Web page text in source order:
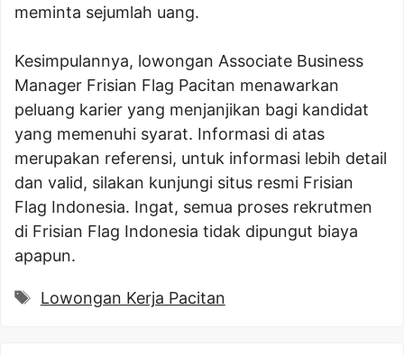
meminta sejumlah uang.
Kesimpulannya, lowongan Associate Business
Manager Frisian Flag Pacitan menawarkan
peluang karier yang menjanjikan bagi kandidat
yang memenuhi syarat. Informasi di atas
merupakan referensi, untuk informasi lebih detail
dan valid, silakan kunjungi situs resmi Frisian
Flag Indonesia. Ingat, semua proses rekrutmen
di Frisian Flag Indonesia tidak dipungut biaya
apapun.
Tags
Lowongan Kerja Pacitan